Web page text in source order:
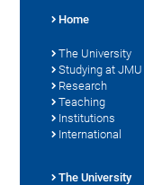
Home
The University
Studying at JMU
Research
Teaching
Institutions
International
The University